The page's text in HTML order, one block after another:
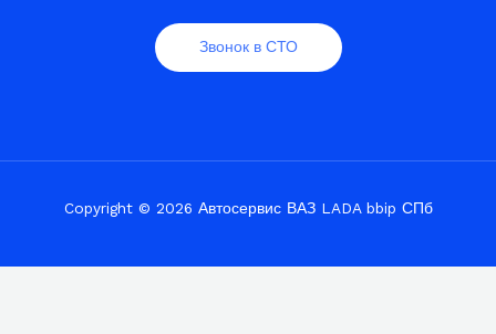
Звонок в СТО
Copyright © 2026 Автосервис ВАЗ LADA bbip СПб